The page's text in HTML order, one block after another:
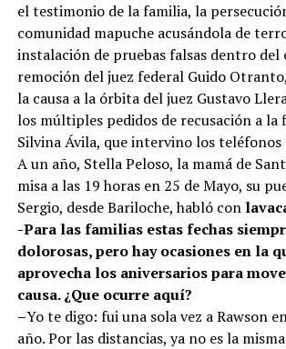
el testimonio de la familia, la
comunidad mapuche acusándola de
instalación de pruebas falsas dentro del
remoción del juez federal Guido
la causa a la órbita del juez Gustavo
los múltiples pedidos de recusación a la
Silvina Ávila, que intervino los teléfonos
A un año, Stella Peloso, la mamá de
misa a las 19 horas en 25 de Mayo, su
Sergio, desde Bariloche, habló con
-Para las familias estas fechas
dolorosas, pero hay ocasiones en la
aprovecha los aniversarios para
causa. ¿Que ocurre aquí?
–Yo te digo: fui una sola vez a Rawson
año. Por las distancias, ya no es la